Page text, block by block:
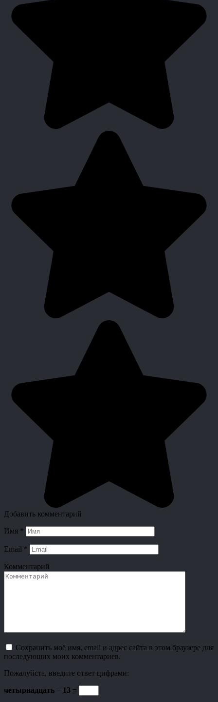
Добавить комментарий
Имя *
Email *
Комментарий
Сохранить моё имя, email и адрес сайта в этом браузере для
последующих моих комментариев.
Пожалуйста, введите ответ цифрами:
четырнадцать − 13 =